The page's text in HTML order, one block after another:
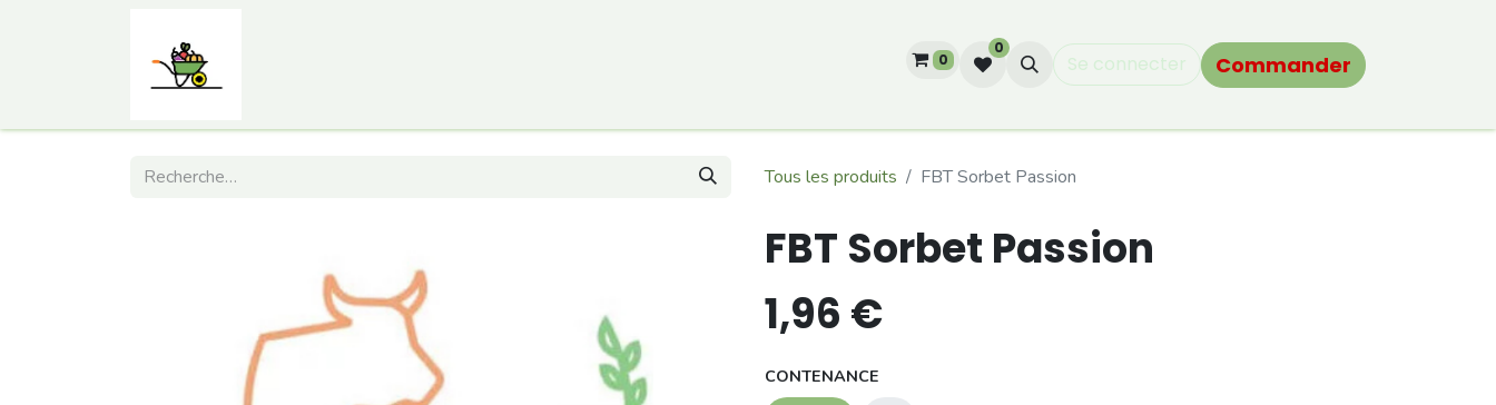
0
0
Se connecter Commander
Tous les produits FBT Sorbet Passion
FBT Sorbet Passion
1,96 €
CONTENANCE